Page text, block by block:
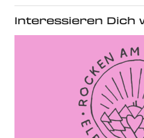
Interessieren Dich